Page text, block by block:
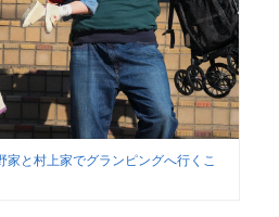
と村上家でグランピングへ行くこ